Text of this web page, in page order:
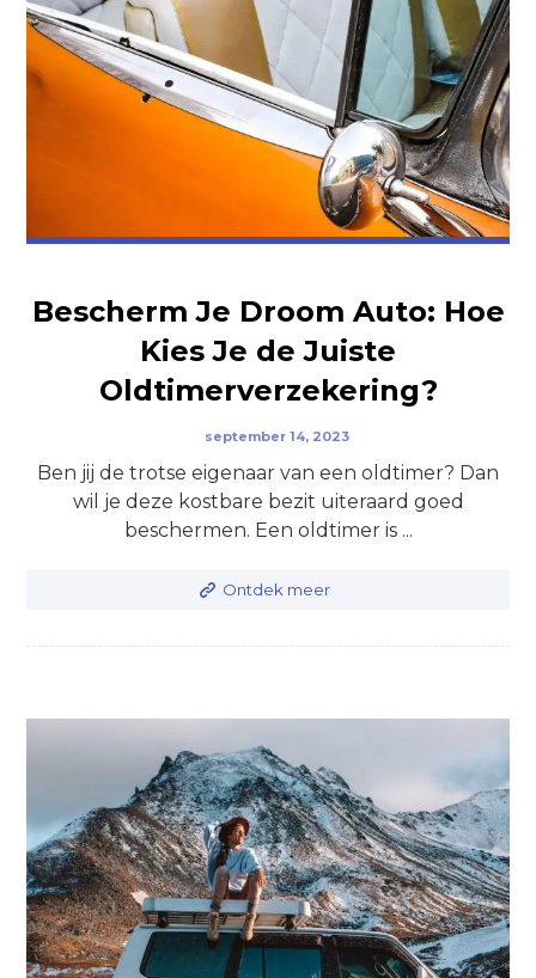
Bescherm Je Droom Auto: Hoe
Kies Je de Juiste
Oldtimerverzekering?
september 14, 2023
Ben jij de trotse eigenaar van een oldtimer? Dan
wil je deze kostbare bezit uiteraard goed
beschermen. Een oldtimer is ...
Ontdek meer